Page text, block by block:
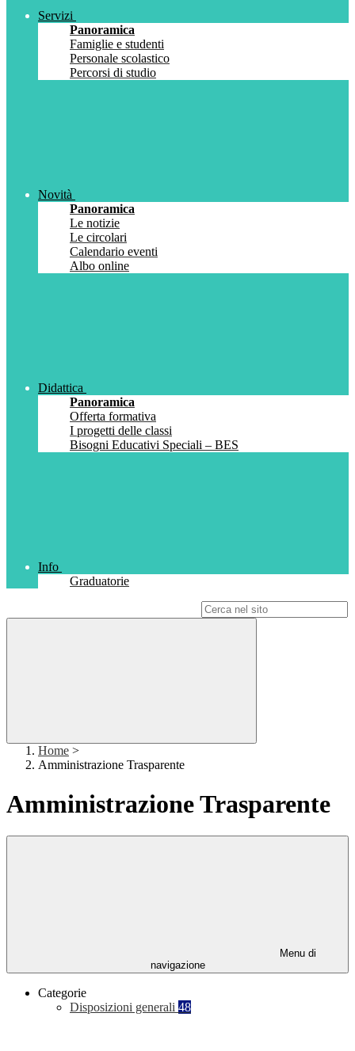
Servizi
Panoramica
Famiglie e studenti
Personale scolastico
Percorsi di studio
Novità
Panoramica
Le notizie
Le circolari
Calendario eventi
Albo online
Didattica
Panoramica
Offerta formativa
I progetti delle classi
Bisogni Educativi Speciali – BES
Info
Graduatorie
Home >
Amministrazione Trasparente
Amministrazione Trasparente
Menu di
navigazione
Categorie
Disposizioni generali 48